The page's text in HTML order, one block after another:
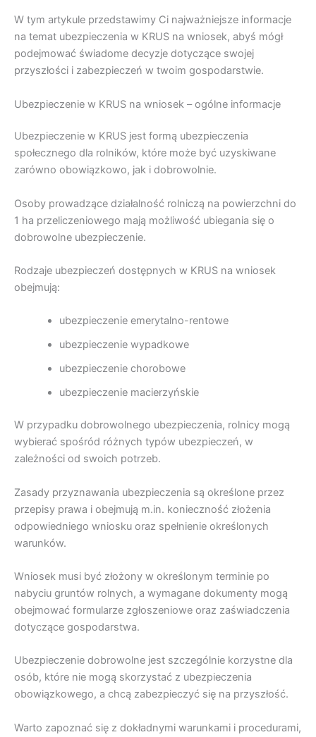
W tym artykule przedstawimy Ci najważniejsze informacje
na temat ubezpieczenia w KRUS na wniosek, abyś mógł
podejmować świadome decyzje dotyczące swojej
przyszłości i zabezpieczeń w twoim gospodarstwie.
Ubezpieczenie w KRUS na wniosek – ogólne informacje
Ubezpieczenie w KRUS jest formą ubezpieczenia
społecznego dla rolników, które może być uzyskiwane
zarówno obowiązkowo, jak i dobrowolnie.
Osoby prowadzące działalność rolniczą na powierzchni do
1 ha przeliczeniowego mają możliwość ubiegania się o
dobrowolne ubezpieczenie.
Rodzaje ubezpieczeń dostępnych w KRUS na wniosek
obejmują:
ubezpieczenie emerytalno-rentowe
ubezpieczenie wypadkowe
ubezpieczenie chorobowe
ubezpieczenie macierzyńskie
W przypadku dobrowolnego ubezpieczenia, rolnicy mogą
wybierać spośród różnych typów ubezpieczeń, w
zależności od swoich potrzeb.
Zasady przyznawania ubezpieczenia są określone przez
przepisy prawa i obejmują m.in. konieczność złożenia
odpowiedniego wniosku oraz spełnienie określonych
warunków.
Wniosek musi być złożony w określonym terminie po
nabyciu gruntów rolnych, a wymagane dokumenty mogą
obejmować formularze zgłoszeniowe oraz zaświadczenia
dotyczące gospodarstwa.
Ubezpieczenie dobrowolne jest szczególnie korzystne dla
osób, które nie mogą skorzystać z ubezpieczenia
obowiązkowego, a chcą zabezpieczyć się na przyszłość.
Warto zapoznać się z dokładnymi warunkami i procedurami,